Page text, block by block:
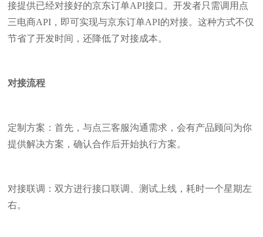
接提供已经对接好的京东订单API接口。开发者只需调用点
三电商API，即可实现与京东订单API的对接。这种方式不仅
节省了开发时间，还降低了对接成本。
对接流程
定制方案：首先，与点三客服沟通需求，会有产品顾问为你
提供解决方案，确认合作后开始执行方案。
对接联调：双方进行接口联调、测试上线，耗时一个星期左
右。